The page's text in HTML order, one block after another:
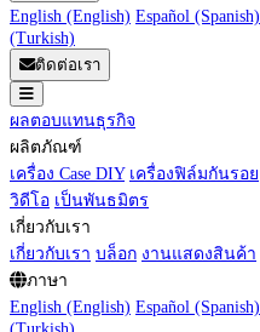
English (English) Español (Spanish)
(Turkish)
ติดต่อเรา
ผลตอบแทนธุรกิจ
ผลิตภัณฑ์
เครื่อง Case DIY เครื่องฟิล์มกันรอย
วิดีโอ เป็นพันธมิตร
เกี่ยวกับเรา
เกี่ยวกับเรา บล็อก งานแสดงสินค้า
ภาษา
English (English) Español (Spanish)